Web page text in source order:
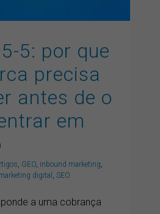
5: por que
precisa
antes de o
em
, GEO, inbound marketing,
digital ,SEO
a uma cobrança